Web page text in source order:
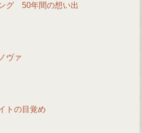
グ 50年間の想い出
ヴァ
トの目覚め